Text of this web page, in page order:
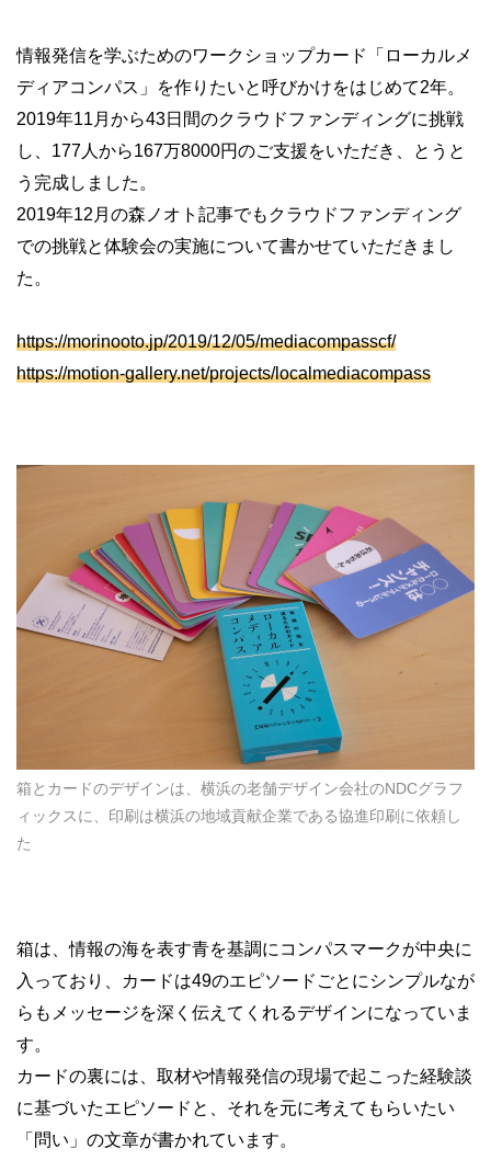
情報発信を学ぶためのワークショップカード「ローカルメ
ディアコンパス」を作りたいと呼びかけをはじめて2年。
2019年11月から43日間のクラウドファンディングに挑戦
し、177人から167万8000円のご支援をいただき、とうと
う完成しました。
2019年12月の森ノオト記事でもクラウドファンディング
での挑戦と体験会の実施について書かせていただきまし
た。
https://morinooto.jp/2019/12/05/mediacompasscf/
https://motion-gallery.net/projects/localmediacompass
箱とカードのデザインは、横浜の老舗デザイン会社のNDCグラフ
ィックスに、印刷は横浜の地域貢献企業である協進印刷に依頼し
た
箱は、情報の海を表す青を基調にコンパスマークが中央に
入っており、カードは49のエピソードごとにシンプルなが
らもメッセージを深く伝えてくれるデザインになっていま
す。
カードの裏には、取材や情報発信の現場で起こった経験談
に基づいたエピソードと、それを元に考えてもらいたい
「問い」の文章が書かれています。